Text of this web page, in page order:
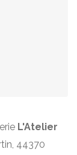
L'Atelier
44370